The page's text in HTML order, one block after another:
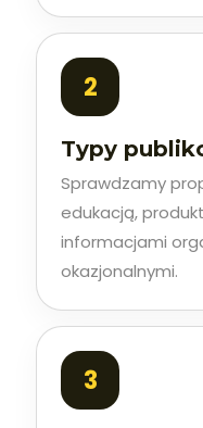
Typy
Sprawdzamy
edukacją,
informacjami
okazjonalnymi.